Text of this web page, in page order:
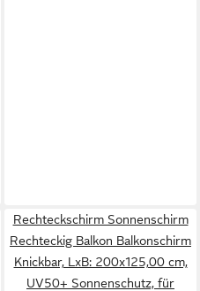
Rechteckschirm Sonnenschirm
Rechteckig Balkon Balkonschirm
Knickbar, LxB: 200x125,00 cm,
UV50+ Sonnenschutz, für